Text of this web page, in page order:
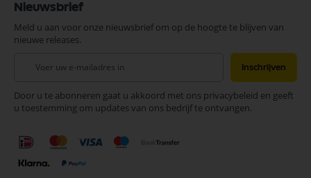
Nieuwsbrief
Meld u aan voor onze nieuwsbrief om op de hoogte te blijven van
nieuwe releases.
onze
nieuwsbrief
Inschrijven
Door u te abonneren gaat u akkoord met ons privacybeleid en geeft
u toestemming om updates van ons bedrijf te ontvangen.